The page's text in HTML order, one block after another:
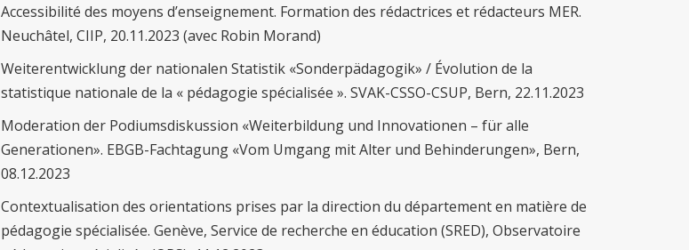
Accessibilité des moyens d’enseignement. Formation des rédactrices et rédacteurs MER.
Neuchâtel, CIIP, 20.11.2023 (avec Robin Morand)
Weiterentwicklung der nationalen Statistik «Sonderpädagogik» / Évolution de la
statistique nationale de la « pédagogie spécialisée ». SVAK-CSSO-CSUP, Bern, 22.11.2023
Moderation der Podiumsdiskussion «Weiterbildung und Innovationen – für alle
Generationen». EBGB-Fachtagung «Vom Umgang mit Alter und Behinderungen», Bern,
08.12.2023
Contextualisation des orientations prises par la direction du département en matière de
pédagogie spécialisée. Genève, Service de recherche en éducation (SRED), Observatoire